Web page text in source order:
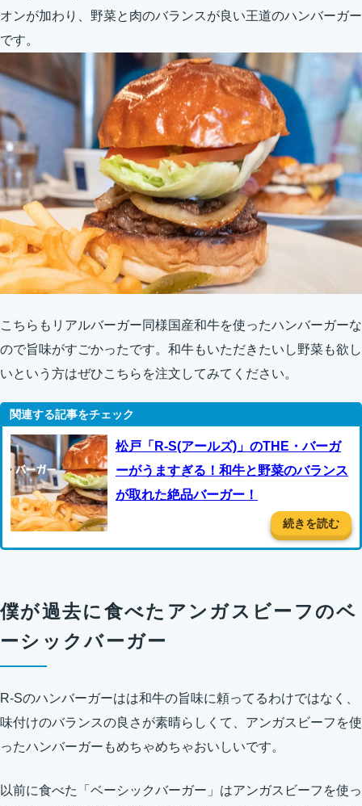
オンが加わり、野菜と肉のバランスが良い王道のハンバーガー
です。
こちらもリアルバーガー同様国産和牛を使ったハンバーガーな
ので旨味がすごかったです。和牛もいただきたいし野菜も欲し
いという方はぜひこちらを注文してみてください。
松戸「R-S(アールズ)」のTHE・バーガ
ーがうますぎる！和牛と野菜のバランス
が取れた絶品バーガー！
続きを読む
僕が過去に食べたアンガスビーフのベ
ーシックバーガー
R-Sのハンバーガーはは和牛の旨味に頼ってるわけではなく、
味付けのバランスの良さが素晴らしくて、アンガスビーフを使
ったハンバーガーもめちゃめちゃおいしいです。
以前に食べた「ベーシックバーガー」はアンガスビーフを使っ